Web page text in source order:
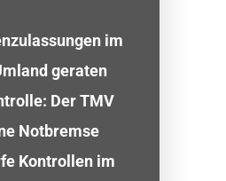
im
geraten
Der TMV
Notbremse
Kontrollen im